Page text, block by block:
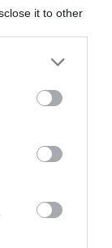
it to other
εδρών
να
Από μία
Λακωνίας,